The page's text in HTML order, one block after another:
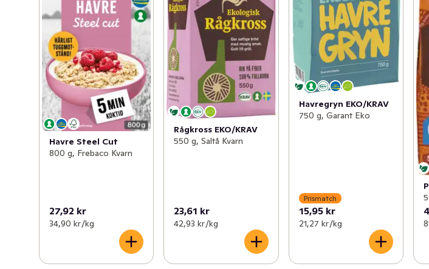
Havre Steel Cut
800 g, Frebaco Kvarn
27,92 kr
34,90 kr /kg
Rågkross EKO/KRAV
550 g, Saltå Kvarn
23,61 kr
42,93 kr /kg
Havregryn EKO/KRAV
750 g, Garant Eko
Prismatch
15,95 kr
21,27 kr /kg